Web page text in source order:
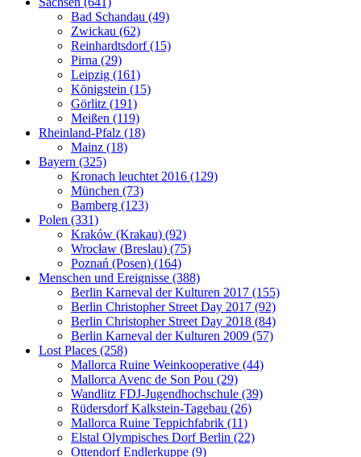
Bad Schandau (49)
Zwickau (62)
Reinhardtsdorf (15)
Pirna (29)
Leipzig (161)
Königstein (15)
Görlitz (191)
Meißen (119)
Rheinland-Pfalz (18)
Mainz (18)
Bayern (325)
Kronach leuchtet 2016 (129)
München (73)
Bamberg (123)
Polen (331)
Kraków (Krakau) (92)
Wrocław (Breslau) (75)
Poznań (Posen) (164)
Menschen und Ereignisse (388)
Berlin Karneval der Kulturen 2017 (155)
Berlin Christopher Street Day 2017 (92)
Berlin Christopher Street Day 2018 (84)
Berlin Karneval der Kulturen 2009 (57)
Lost Places (258)
Mallorca Ruine Weinkooperative (44)
Mallorca Avenc de Son Pou (29)
Wandlitz FDJ-Jugendhochschule (39)
Rüdersdorf Kalkstein-Tagebau (26)
Mallorca Ruine Teppichfabrik (11)
Elstal Olympisches Dorf Berlin (22)
Ottendorf Endlerkuppe (9)